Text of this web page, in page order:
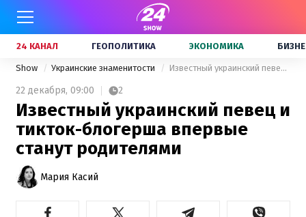
24 КАНАЛ ГЕОПОЛИТИКА ЭКОНОМИКА
Show Украинские знаменитости Известный украинский певец и тикток-блогерша впервые станут родителями
22 декабря, 09:00 2
Известный украинский певец и
тикток-блогерша впервые
станут родителями
Мария Касий